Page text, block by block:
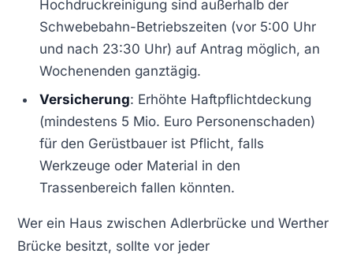
Hochdruckreinigung sind außerhalb der
Schwebebahn-Betriebszeiten (vor 5:00 Uhr
und nach 23:30 Uhr) auf Antrag möglich, an
Wochenenden ganztägig.
Versicherung: Erhöhte Haftpflichtdeckung
(mindestens 5 Mio. Euro Personenschaden)
für den Gerüstbauer ist Pflicht, falls
Werkzeuge oder Material in den
Trassenbereich fallen könnten.
Wer ein Haus zwischen Adlerbrücke und Werther
Brücke besitzt, sollte vor jeder